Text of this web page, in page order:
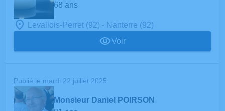
68 ans
Levallois-Perret (92) - Nanterre (92)
Voir
Publié le mardi 22 juillet 2025
Monsieur Daniel POIRSON